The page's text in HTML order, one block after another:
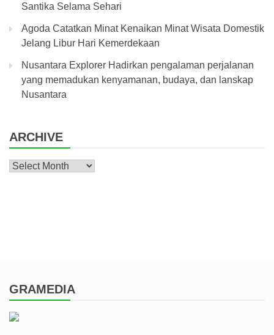
Santika Selama Sehari
Agoda Catatkan Minat Kenaikan Minat Wisata Domestik
Jelang Libur Hari Kemerdekaan
Nusantara Explorer Hadirkan pengalaman perjalanan
yang memadukan kenyamanan, budaya, dan lanskap
Nusantara
ARCHIVE
Archive
GRAMEDIA